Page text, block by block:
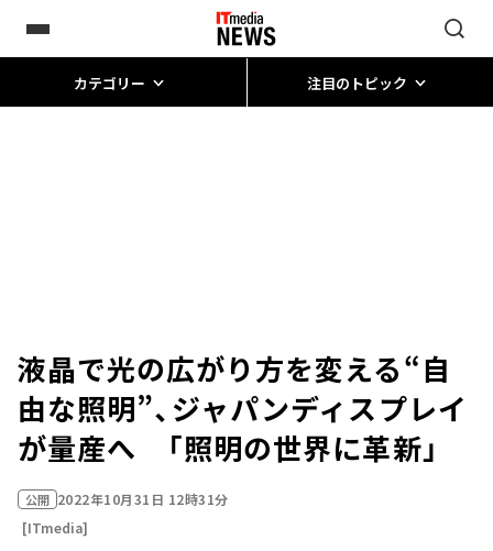
カテゴリー 注目のトピック
液晶で光の広がり方を変える“自
由な照明”、ジャパンディスプレイ
が量産へ 「照明の世界に革新」
公開 2022年10月31日 12時31分
[ITmedia]